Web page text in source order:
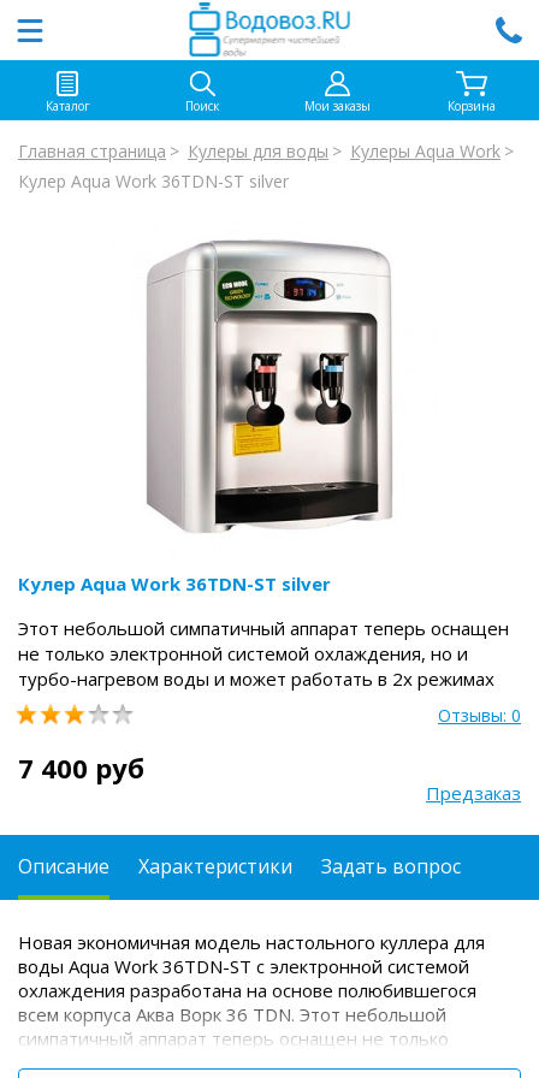
Каталог Поиск Мои заказы Корзина
Главная страница Кулеры для воды
Кулеры Aqua Work
Кулер Aqua Work 36ТDN-ST silver
Кулер Aqua Work 36ТDN-ST silver
Этот небольшой симпатичный аппарат теперь оснащен
не только электронной системой охлаждения, но и
турбо-нагревом воды и может работать в 2х режимах
Отзывы: 0
7 400 руб
Предзаказ
Описание Характеристики Задать вопрос
Новая экономичная модель настольного куллера для
воды Aqua Work 36TDN-ST с электронной системой
охлаждения разработана на основе полюбившегося
всем корпуса Аква Ворк 36 TDN. Этот небольшой
симпатичный аппарат теперь оснащен не только
электронной системой охлаждения, но и турбо-